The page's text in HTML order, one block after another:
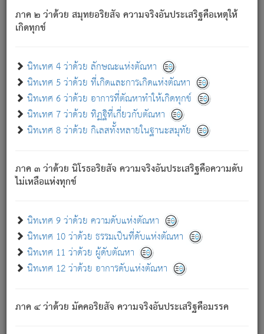
ภาค ๒ ว่าด้วย สมุทยอริยสัจ ความจริงอันประเสริฐคือเหตุให้
เกิดทุกข์
นิทเทศ 4 ว่าด้วย ลักษณะแห่งตัณหา
นิทเทศ 5 ว่าด้วย ที่เกิดและการเกิดแห่งตัณหา
นิทเทศ 6 ว่าด้วย อาการที่ตัณหาทำให้เกิดทุกข์
นิทเทศ 7 ว่าด้วย ทิฏฐิที่เกี่ยวกับตัณหา
นิทเทศ 8 ว่าด้วย กิเลสทั้งหลายในฐานะสมุทัย
ภาค ๓ ว่าด้วย นิโรธอริยสัจ ความจริงอันประเสริฐคือความดับ
ไม่เหลือแห่งทุกข์
นิทเทศ 9 ว่าด้วย ความดับแห่งตัณหา
นิทเทศ 10 ว่าด้วย ธรรมเป็นที่ดับแห่งตัณหา
นิทเทศ 11 ว่าด้วย ผู้ดับตัณหา
นิทเทศ 12 ว่าด้วย อาการดับแห่งตัณหา
ภาค ๔ ว่าด้วย มัคคอริยสัจ ความจริงอันประเสริฐคือมรรค
อันเป็นไปในที่หรือเวลาทั้งปวง[3]เพื่อความมีแห่งประโยชน์โดย
ประการทั้งปวง; ภพทั้งหลายทั้งหมดนั้น ไม่เที่ยง เป็นทุกข์ มี
ความแปรปรวนเป็นธรรมดา.
อย่างนี้อยู่; เขาย่อมละภวตัณหาได้ และไม่เพลิดเพลินวิภวตัณหา
ด้วย.
ความดับเพราะความสำรอกไม่เหลือ (แห่งภพทั้งหลาย)
เพราะความสิ้นไปแห่งตัณหาโดยประการทั้งปวง นั้นคือ
นิพพาน.
ภพใหม่ย่อมไม่มีแก่ภิกษุนั้น ผู้ดับเย็นสนิทแล้ว เพราะไม่มี
ภิกษุนั้น เป็นผู้ครอบงำมารได้แล้ว ชนะสงครามแล้ว ก้าวล่วง
ภพทั้งหลายทั้งปวงได้แล้ว เป็นผู้คงที่ (คือไม่เปลี่ยนแปลงอีกต่อ
- อุ.ขุ. ๒๕/๑๒๑/๘๔.
(ข้อความนี้ เป็นพระพุทธอุทานที่ทรงเปล่งออก ที่โคนต้นโพธิ์
เป็นที่ตรัสรู้ เมื่อตรัสรู้แล้วได้ 7 วัน)